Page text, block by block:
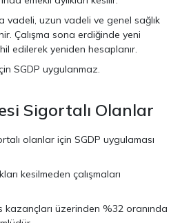
vadeli, uzun vadeli ve genel sağlık
Çalışma sona erdiğinde yeni
edilerek yeniden hesaplanır.
SGDP uygulanmaz.
Sigortalı Olanlar
olanlar için SGDP uygulaması
kesilmeden çalışmaları
kazançları üzerinden %32 oranında